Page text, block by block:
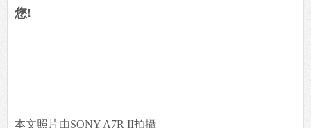
您!
本文照片由SONY A7R II拍攝